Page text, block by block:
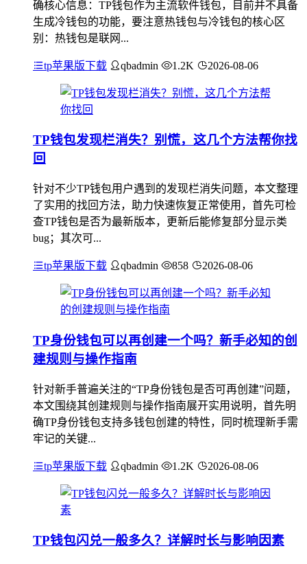
确核心信息：TP钱包作为主流软件钱包，目前并不具备
生成冷钱包的功能，要注意热钱包与冷钱包的核心区
别：热钱包是联网...
tp苹果版下载 qbadmin 1.2K 2026-08-06
TP钱包发现栏消失？别慌，这几个方法帮你找
回
针对不少TP钱包用户遇到的发现栏消失问题，本文整理
了实用的找回方法，助力快速恢复正常使用，首先可检
查TP钱包是否为最新版本，更新后能修复部分显示类
bug；其次可...
tp苹果版下载 qbadmin 858 2026-08-06
TP身份钱包可以再创建一个吗？新手必知的创
建规则与操作指南
针对新手普遍关注的“TP身份钱包是否可再创建”问题，
本文围绕其创建规则与操作指南展开实用说明，首先明
确TP身份钱包支持多钱包创建的特性，同时梳理新手需
牢记的关键...
tp苹果版下载 qbadmin 1.2K 2026-08-06
TP钱包闪兑一般多久？详解时长与影响因素